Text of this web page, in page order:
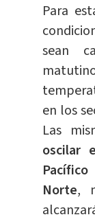
Para
sean
en los
Las
oscilar
Norte,